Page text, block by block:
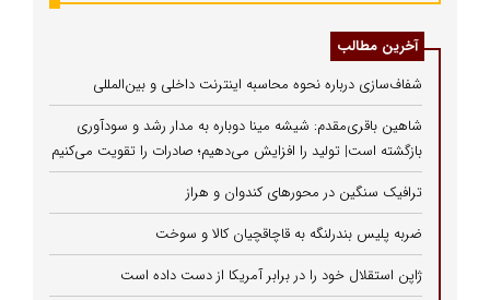
آخرین مطالب
شفاف‌سازی درباره نحوه محاسبه اینترنت داخلی و بین‌المللی
شاهین باقری‌مقدم: شیشه مینا دوباره به مدار رشد و سودآوری
بازگشته است| تولید را افزایش می‌دهیم؛ صادرات را تقویت می‌کنیم
ترافیک سنگین در محورهای کندوان و هراز
ضربه پلیس بندرلنگه به قاچاقچیان کالا و سوخت
ژاپن استقلال خود را در برابر آمریکا از دست داده است